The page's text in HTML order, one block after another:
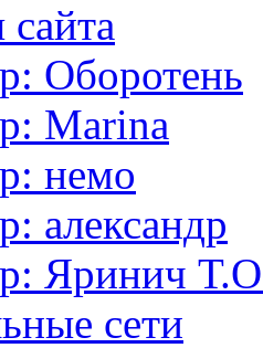
Оборотень
Marina
немo
александр
Яринич
сети